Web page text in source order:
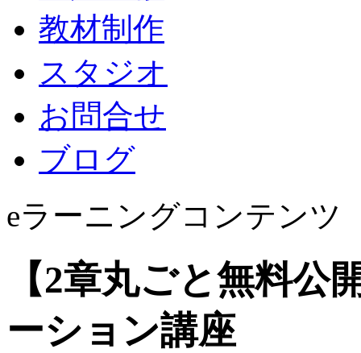
教材制作
スタジオ
お問合せ
ブログ
eラーニングコンテンツ
【2章丸ごと無料公
ーション講座